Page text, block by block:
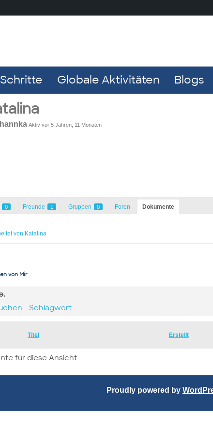
Globale Aktivitäten Blogs
Aktiv vor 5 Jahren, 11 Monaten
0 Freunde 1 Gruppen 0 Foren Dokumente
von Katalina
von Mir
Schlagwort
Titel Erstellt
für diese Ansicht
Proudly powered by